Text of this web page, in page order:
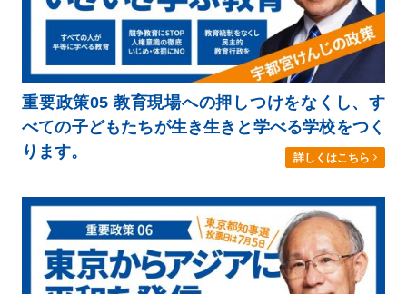
重要政策05 教育現場への押しつけをなくし、す
べての子どもたちが生き生きと学べる学校をつく
ります。
詳しくはこちら